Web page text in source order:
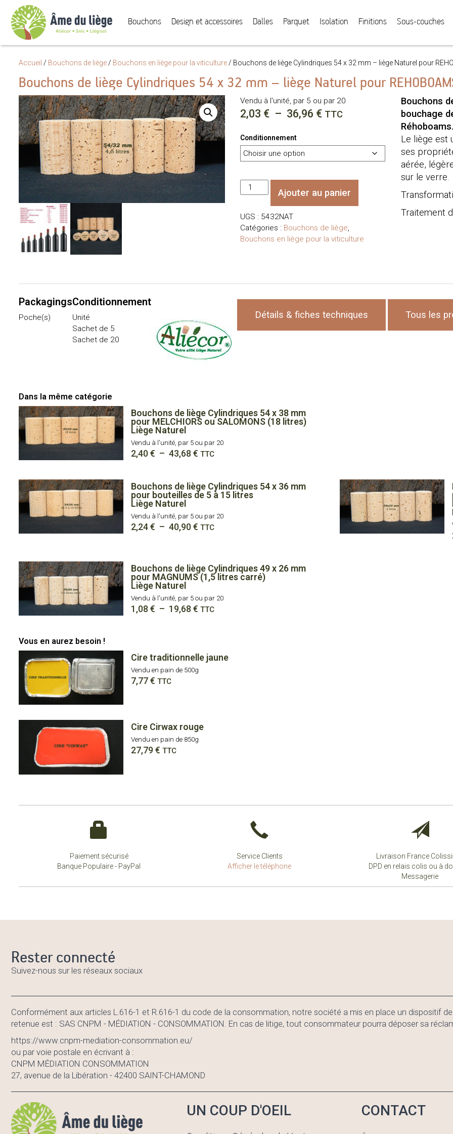
Bouchons Design et accessoires Dalles Parquet Isolation Finitions Sous-couches
Accueil / Bouchons de liège/ Bouchons en liège pour la viticulture/ Bouchons de liège Cylindriques 54 x 32 mm – liège Naturel pour
Bouchons de liège Cylindriques 54 x 32 mm – liège Naturel pour
Vendu à l'unité, par 5 ou par 20
2,03 € – 36,96 €Plage
prix :
2,03 €
36,96 €
TTC
Conditionnement
quantité
de
Bouchons
de
liège
Cylindriques
mm
Naturel
pour
Ajouter au panier
UGS : 5432NAT
Catégories : Bouchons de liège,
Bouchons en liège pour la viticulture
Bouchons
bouchage
Réhoboams.
Le liège est
ses
aérée,
sur le verre.
Traitement
Packagings
Poche(s)
Conditionnement
Unité
Sachet de 5
Sachet de 20
Détails & fiches techniques Tous les
Dans la même catégorie
Bouchons de liège Cylindriques 54 x 38 mm
pour MELCHIORS ou SALOMONS (18 litres)
Liège Naturel
Vendu à l'unité, par 5 ou par 20
2,40€ – 43,68 €Plage
2,40 €
à
43,68 €
TTC
Bouchons de liège Cylindriques 54 x 36 mm
pour bouteilles de 5 à 15 litres
Liège Naturel
Vendu à l'unité, par 5 ou par 20
2,24€ – 40,90€Plage
à
40,90 €
TTC
Bouchons de liège Cylindriques 49 x 26 mm
pour MAGNUMS (1,5 litres carré)
Liège Naturel
Vendu à l'unité, par 5 ou par 20
1,08 € – 19,68 €Plage
19,68 €
TTC
Vous en aurez besoin !
Cire traditionnelle jaune
Vendu en pain de 500g
7,77€ TTC
Cire Cirwax rouge
Vendu en pain de 850g
27,79€ TTC
Paiement sécurisé
Banque Populaire - PayPal
Service Clients
Afficher le téléphone
Livraison France
DPD en relais colis ou à
Messagerie
Rester connecté
Suivez-nous sur les réseaux sociaux
Conformément aux articles L.616-1 et R.616-1 du code de la consommation, notre société a mis en place un dispositif
retenue est : SAS CNPM - MÉDIATION - CONSOMMATION. En cas de litige, tout consommateur pourra déposer sa
https://www.cnpm-mediation-consommation.eu/
ou par voie postale en écrivant à :
CNPM MÉDIATION CONSOMMATION
27, avenue de la Libération - 42400 SAINT-CHAMOND
UN COUP D'OEIL CONTACT